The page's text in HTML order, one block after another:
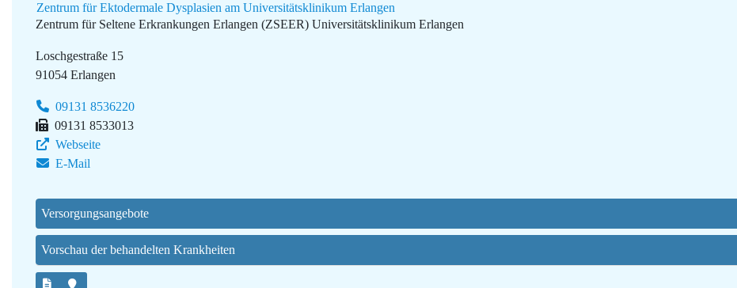
Zentrum für Ektodermale Dysplasien am Universitätsklinikum Erlangen
Zentrum für Seltene Erkrankungen Erlangen (ZSEER) Universitätsklinikum Erlangen
Loschgestraße 15
91054 Erlangen
09131 8536220
09131 8533013
Webseite
E-Mail
Versorgungsangebote
Vorschau der behandelten Krankheiten